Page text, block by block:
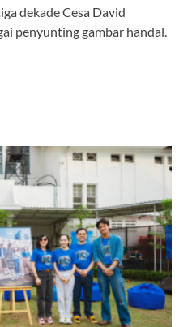
dekade Cesa David
penyunting gambar handal.